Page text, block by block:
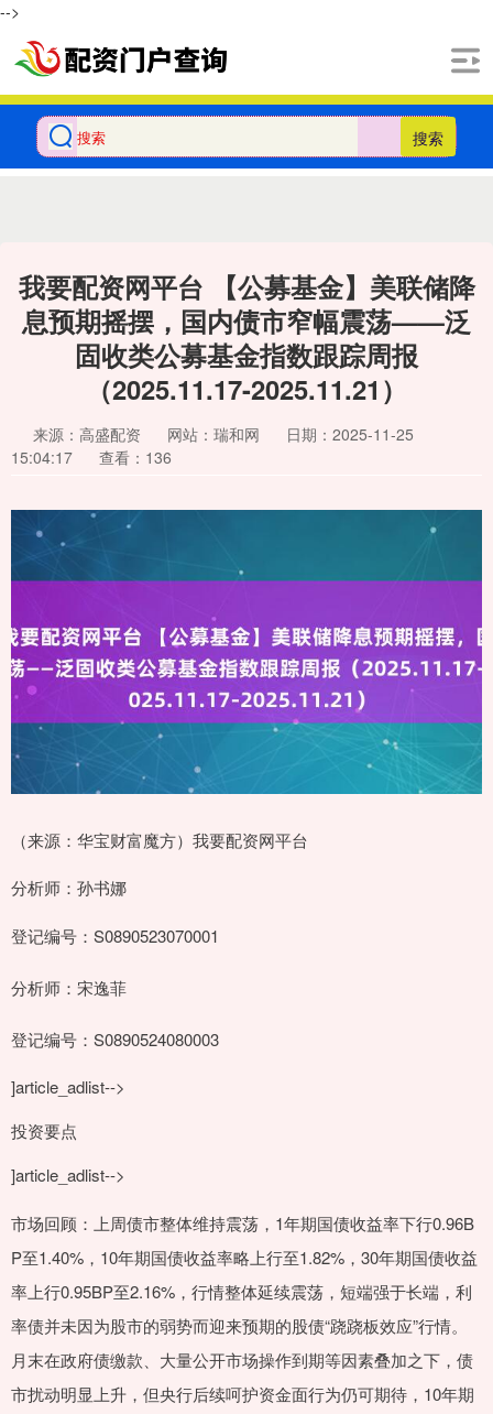
-->
搜索
我要配资网平台 【公募基金】美联储降
息预期摇摆，国内债市窄幅震荡——泛
固收类公募基金指数跟踪周报
（2025.11.17-2025.11.21）
来源：高盛配资 网站：瑞和网
日期：2025-11-25
15:04:17
查看：136
（来源：华宝财富魔方）我要配资网平台
分析师：孙书娜
登记编号：S0890523070001
分析师：宋逸菲
登记编号：S0890524080003
]article_adlist-->
投资要点
]article_adlist-->
市场回顾：上周债市整体维持震荡，1年期国债收益率下行0.96B
P至1.40%，10年期国债收益率略上行至1.82%，30年期国债收益
率上行0.95BP至2.16%，行情整体延续震荡，短端强于长端，利
率债并未因为股市的弱势而迎来预期的股债“跷跷板效应”行情。
月末在政府债缴款、大量公开市场操作到期等因素叠加之下，债
市扰动明显上升，但央行后续呵护资金面行为仍可期待，10年期